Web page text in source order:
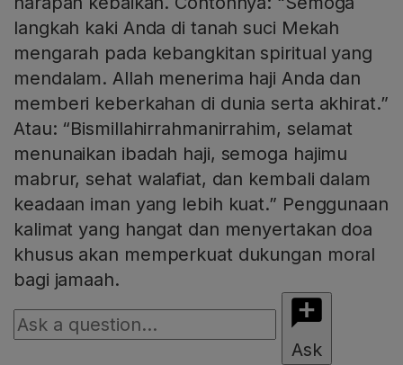
langkah kaki Anda di tanah suci Mekah
mengarah pada kebangkitan spiritual yang
mendalam. Allah menerima haji Anda dan
memberi keberkahan di dunia serta akhirat.”
Atau: “Bismillahirrahmanirrahim, selamat
menunaikan ibadah haji, semoga hajimu
mabrur, sehat walafiat, dan kembali dalam
keadaan iman yang lebih kuat.” Penggunaan
kalimat yang hangat dan menyertakan doa
khusus akan memperkuat dukungan moral
bagi jamaah.
Ask